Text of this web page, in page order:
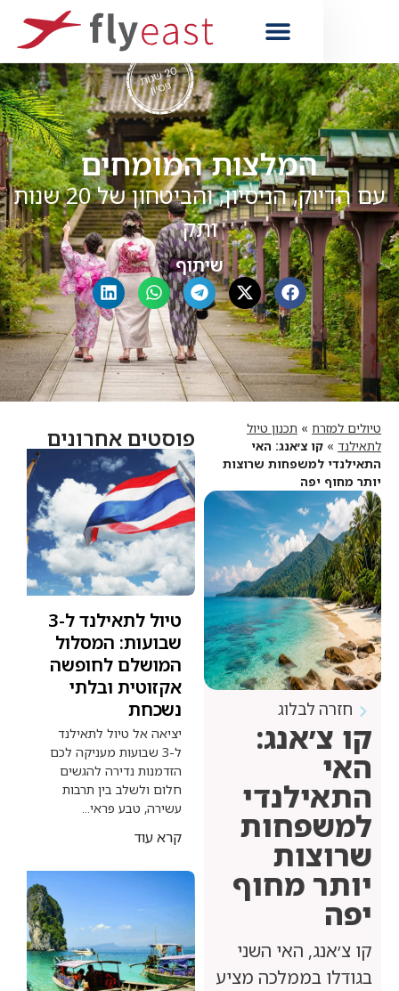
המלצות המומחים
עם הדיוק, הניסיון, והביטחון של 20 שנות
ותק
שיתוף
»תכנון טיול
קו צ׳אנג: האי
שרוצות
מחוף
האי השני
בממלכה מציע
פוסטים אחרונים
טיול לתאילנד ל-3
שבועות: המסלול
המושלם לחופשה
אקזוטית ובלתי
יציאה אל טיול לתאילנד
ל-3 שבועות מעניקה לכם
הזדמנות נדירה להגשים
חלום ולשלב בין תרבות
עשירה, טבע פראי...
קרא עוד